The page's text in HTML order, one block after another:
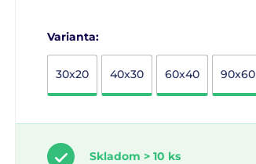
Varianta:
30x20 40x30 60x40 90x60
Skladom > 10 ks